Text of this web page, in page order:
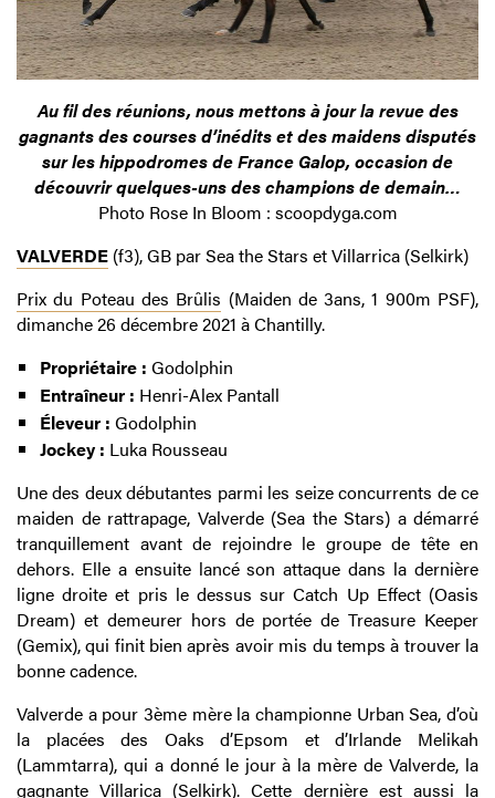
Au fil des réunions, nous mettons à jour la revue des
gagnants des courses d’inédits et des maidens disputés
sur les hippodromes de France Galop, occasion de
découvrir quelques-uns des champions de demain…
Photo Rose In Bloom : scoopdyga.com
VALVERDE (f3), GB par Sea the Stars et Villarrica (Selkirk)
Prix du Poteau des Brûlis (Maiden de 3ans, 1 900m PSF),
dimanche 26 décembre 2021 à Chantilly.
Propriétaire : Godolphin
Entraîneur : Henri-Alex Pantall
Éleveur : Godolphin
Jockey : Luka Rousseau
Une des deux débutantes parmi les seize concurrents de ce
maiden de rattrapage, Valverde (Sea the Stars) a démarré
tranquillement avant de rejoindre le groupe de tête en
dehors. Elle a ensuite lancé son attaque dans la dernière
ligne droite et pris le dessus sur Catch Up Effect (Oasis
Dream) et demeurer hors de portée de Treasure Keeper
(Gemix), qui finit bien après avoir mis du temps à trouver la
bonne cadence.
Valverde a pour 3ème mère la championne Urban Sea, d’où
la placées des Oaks d’Epsom et d’Irlande Melikah
(Lammtarra), qui a donné le jour à la mère de Valverde, la
gagnante Villarica (Selkirk). Cette dernière est aussi la